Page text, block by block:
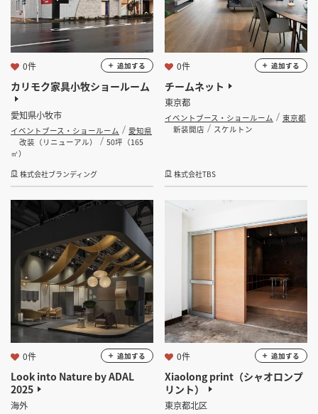
設計・施工範囲 選択する
設計施工会社 選択する
金額
会員ログインすると検索できます。
坪数
坪 ～
フリーワード
検索する
カリモク家具小牧ショールーム
愛知県小牧市
イベントブース・ショールーム
愛知県
改装（リニューアル）
50坪（165
㎡）
株式会社ブランディング
0件 追加する
チームネット
東京都
イベントブース・ショールーム
東京都
新装開店
スケルトン
株式会社TBS
0件 追加する
Look into Nature by ADAL
2025
海外
0件 追加する
Xiaolong print（シャオロンプ
リント）
東京都北区
0件 追加する